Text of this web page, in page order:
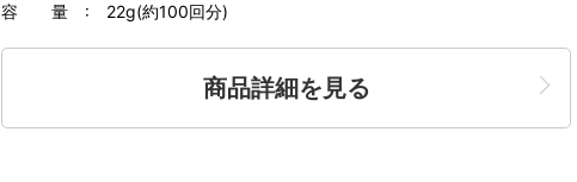
容 量 : 22g(約100回分)
商品詳細を見る